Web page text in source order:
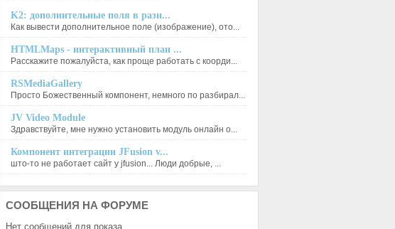
K2: дополнительные поля в разн...
Как вывести дополнительное поле (изображение), ото...
HTMLMaps - интерактивный план ...
Расскажите пожалуйста, как проще работать с коорди...
RSMediaGallery
Просто Божественный компонент, немного по разбирал...
JV Video Module
Здравствуйте, мне нужно установить модуль онлайн о...
Компонент интеграции JFusion v...
што-то не работает сайт у jfusion... Люди добрые, ...
СООБЩЕНИЯ НА ФОРУМЕ
Нет сообщений для показа